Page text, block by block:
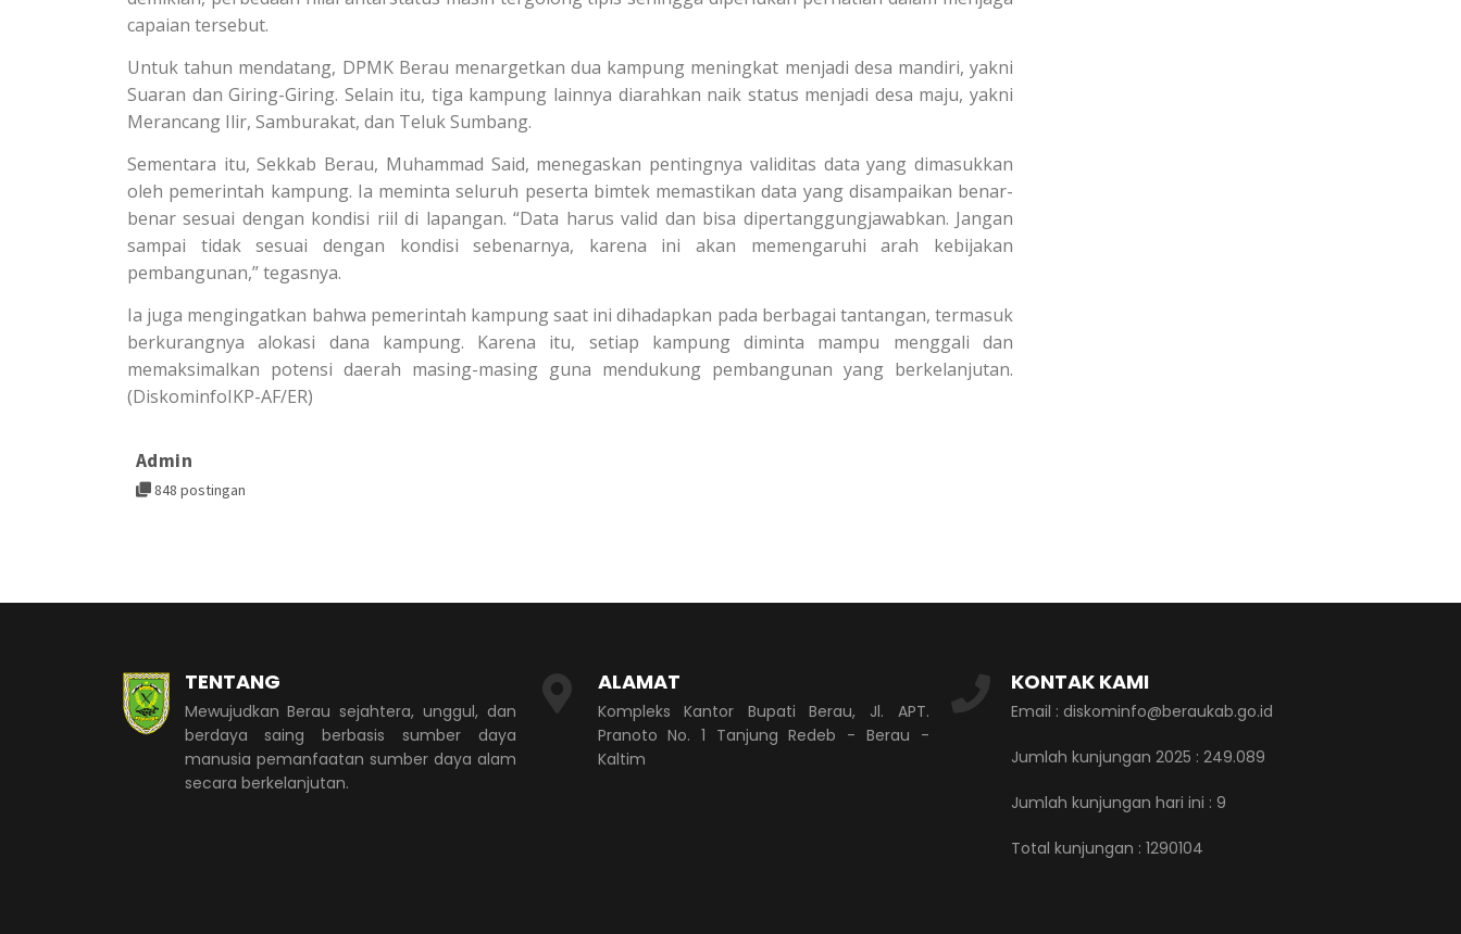
capaian tersebut.
Untuk tahun mendatang, DPMK Berau menargetkan dua kampung meningkat menjadi desa mandiri, yakni
Suaran dan Giring-Giring. Selain itu, tiga kampung lainnya diarahkan naik status menjadi desa maju, yakni
Merancang Ilir, Samburakat, dan Teluk Sumbang.
Sementara itu, Sekkab Berau, Muhammad Said, menegaskan pentingnya validitas data yang dimasukkan
oleh pemerintah kampung. Ia meminta seluruh peserta bimtek memastikan data yang disampaikan benar-
benar sesuai dengan kondisi riil di lapangan. “Data harus valid dan bisa dipertanggungjawabkan. Jangan
sampai tidak sesuai dengan kondisi sebenarnya, karena ini akan memengaruhi arah kebijakan
pembangunan,” tegasnya.
Ia juga mengingatkan bahwa pemerintah kampung saat ini dihadapkan pada berbagai tantangan, termasuk
berkurangnya alokasi dana kampung. Karena itu, setiap kampung diminta mampu menggali dan
memaksimalkan potensi daerah masing-masing guna mendukung pembangunan yang berkelanjutan.
(DiskominfoIKP-AF/ER)
Admin
848 postingan
TENTANG
Mewujudkan Berau sejahtera, unggul, dan
berdaya saing berbasis sumber daya
manusia pemanfaatan sumber daya alam
secara berkelanjutan.
ALAMAT
Kompleks Kantor Bupati Berau, Jl. APT.
Pranoto No. 1 Tanjung Redeb - Berau -
Kaltim
KONTAK KAMI
Email : diskominfo@beraukab.go.id
Jumlah kunjungan 2025 : 249.089
Jumlah kunjungan hari ini : 9
Total kunjungan : 1290104